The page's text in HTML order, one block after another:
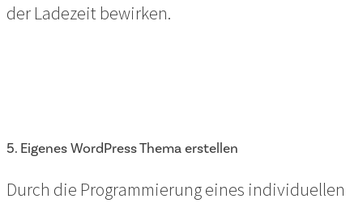
der Ladezeit bewirken.
5. Eigenes WordPress Thema erstellen
Durch die Programmierung eines individuellen